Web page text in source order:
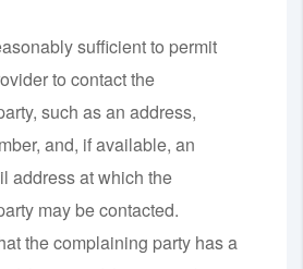
sufficient to permit
to contact the
such as an address,
and, if available, an
address at which the
may be contacted.
the complaining party has a